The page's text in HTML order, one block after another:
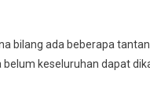
bilang ada beberapa
keseluruhan dapat